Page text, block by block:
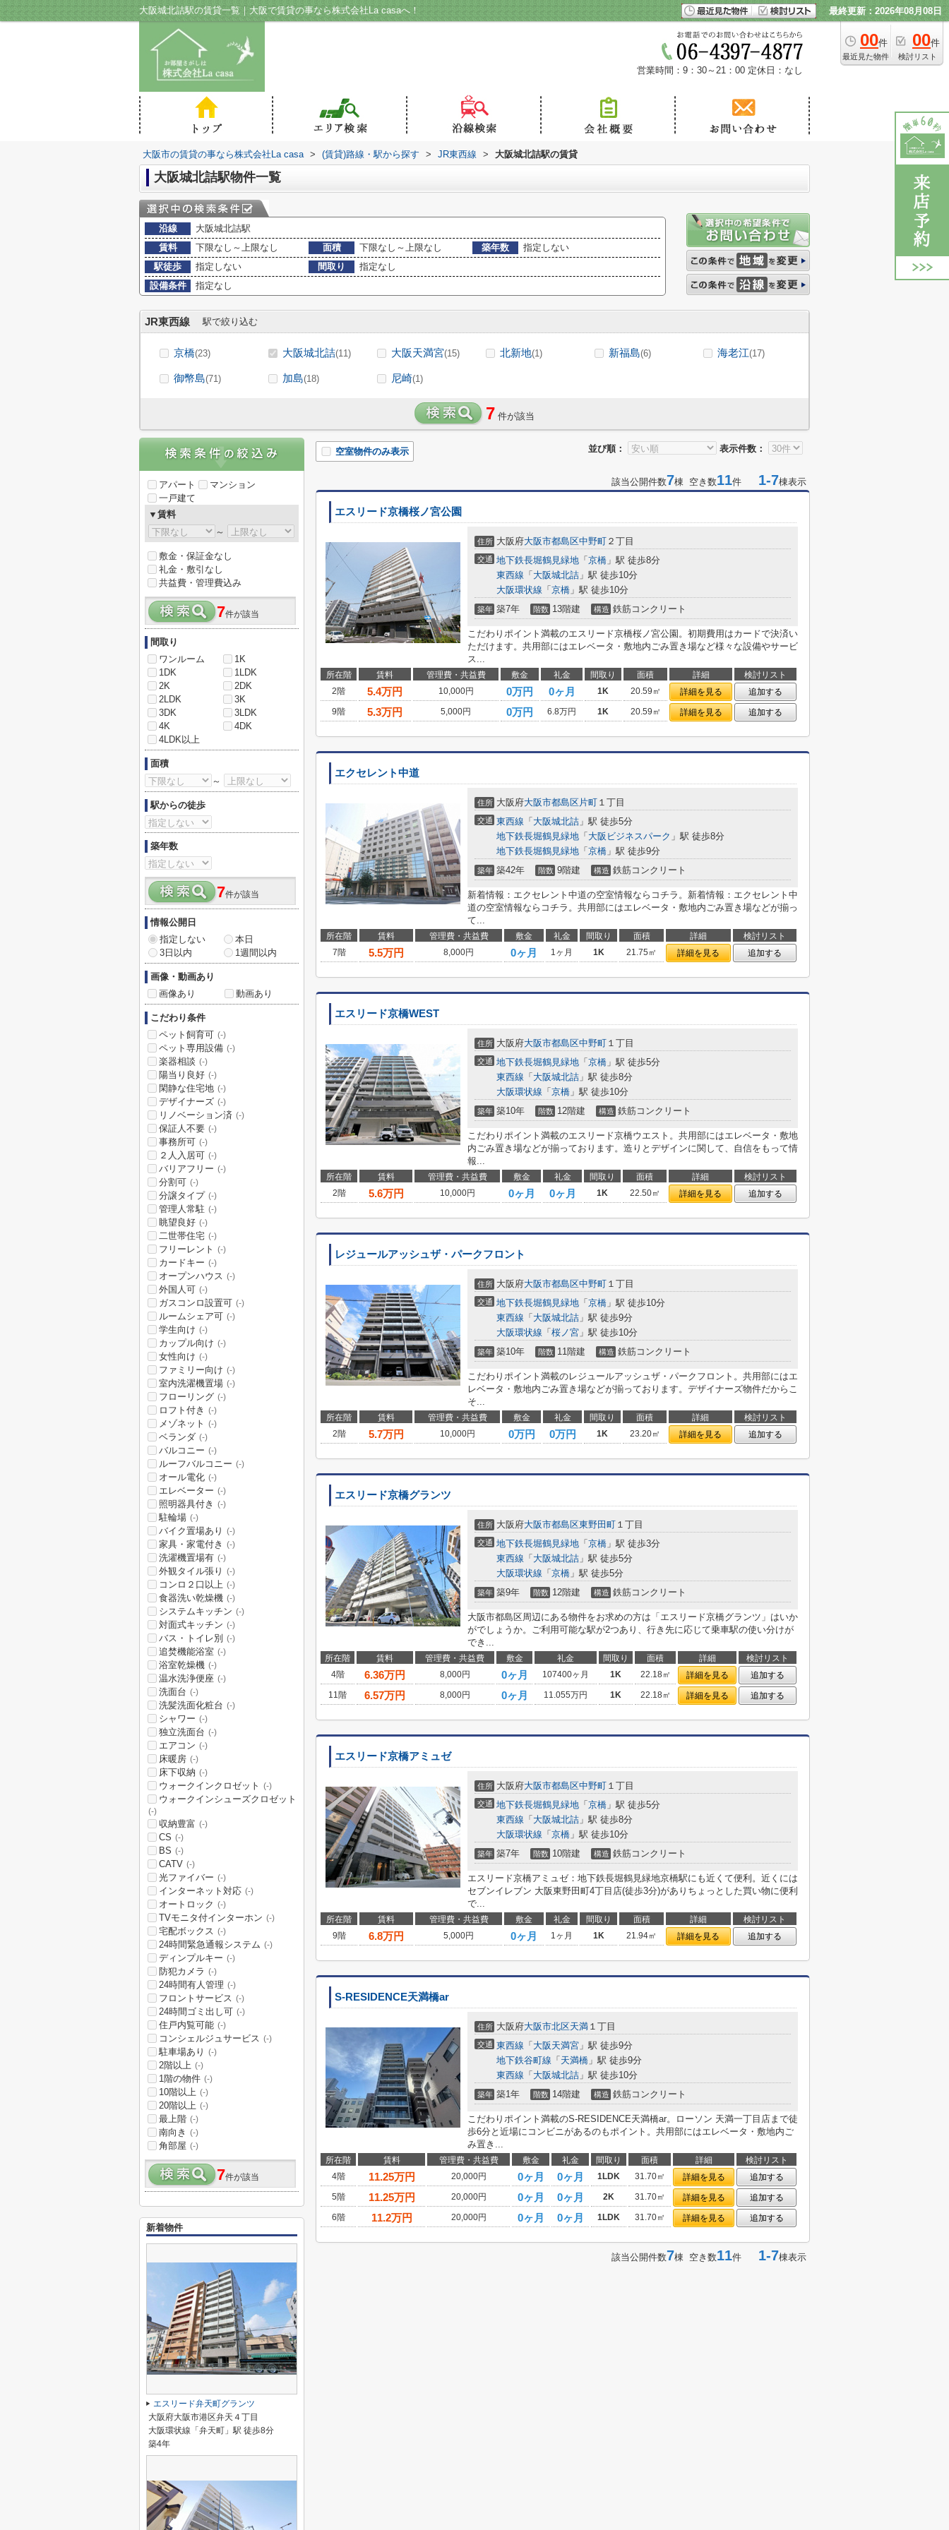
大阪城北詰駅の賃貸一覧｜大阪で賃貸の事なら株式会社La casaへ！ 最終更新：2026年08月08日
00件
最近見た物件
00件
検討リスト
営業時間：9：30～21：00 定休日：なし
大阪市の賃貸の事なら株式会社La casa > (賃貸)路線・駅から探す > JR東西線 > 大阪城北詰駅の賃貸
大阪城北詰駅物件一覧
沿線
大阪城北詰駅
賃料
下限なし～上限なし 面積 下限なし～上限なし 築年数
指定しない
駅徒歩
指定しない 間取り
指定なし
設備条件
指定なし
JR東西線 駅で絞り込む
京橋(23) 大阪城北詰(11) 大阪天満宮(15) 北新地(1) 新福島(6) 海老江(17)
御幣島(71) 加島(18) 尼崎(1)
7 件が該当
並び順： 表示件数：
空室物件のみ表示
該当公開件数7棟 空き数11件 1-7棟表示
エスリード京橋桜ノ宮公園
住所 大阪府大阪市都島区中野町 ２丁目
交通 地下鉄長堀鶴見緑地 「 京橋 」駅 徒歩8分
東西線 「 大阪城北詰 」駅 徒歩10分
大阪環状線 「 京橋 」駅 徒歩10分
築年 築7年 階数 13階建 構造 鉄筋コンクリート
こだわりポイント満載のエスリード京橋桜ノ宮公園。初期費用はカードで決済い
ただけます。共用部にはエレベータ・敷地内ごみ置き場など様々な設備やサービ
ス...
所在階 賃料 管理費・共益費 敷金 礼金 間取り 面積 詳細
検討リスト
2階
5.4万円 10,000円 0万円 0ヶ月 1K 20.59㎡ 詳細を見る
追加する
9階
5.3万円 5,000円 0万円 6.8万円 1K 20.59㎡ 詳細を見る 追加する
エクセレント中道
住所 大阪府大阪市都島区片町 １丁目
交通 東西線 「 大阪城北詰 」駅 徒歩5分
地下鉄長堀鶴見緑地 「 大阪ビジネスパーク 」駅 徒歩8分
地下鉄長堀鶴見緑地 「 京橋 」駅 徒歩9分
築年 築42年 階数 9階建 構造 鉄筋コンクリート
新着情報：エクセレント中道の空室情報ならコチラ。新着情報：エクセレント中
道の空室情報ならコチラ。共用部にはエレベータ・敷地内ごみ置き場などが揃っ
て...
所在階 賃料 管理費・共益費 敷金 礼金 間取り 面積 詳細
検討リスト
7階
5.5万円 8,000円 0ヶ月 1ヶ月 1K 21.75㎡ 詳細を見る 追加する
エスリード京橋WEST
住所 大阪府大阪市都島区中野町 １丁目
交通 地下鉄長堀鶴見緑地 「 京橋 」駅 徒歩5分
東西線 「 大阪城北詰 」駅 徒歩8分
大阪環状線 「 京橋 」駅 徒歩10分
築年 築10年 階数 12階建 構造 鉄筋コンクリート
こだわりポイント満載のエスリード京橋ウエスト。共用部にはエレベータ・敷地
内ごみ置き場などが揃っております。造りとデザインに関して、自信をもって情
報...
所在階 賃料 管理費・共益費 敷金 礼金 間取り 面積 詳細
検討リスト
2階
5.6万円 10,000円 0ヶ月 0ヶ月 1K 22.50㎡ 詳細を見る 追加する
レジュールアッシュザ・パークフロント
住所 大阪府大阪市都島区中野町 １丁目
交通 地下鉄長堀鶴見緑地 「 京橋 」駅 徒歩10分
東西線 「 大阪城北詰 」駅 徒歩9分
大阪環状線 「 桜ノ宮 」駅 徒歩10分
築年 築10年 階数 11階建 構造 鉄筋コンクリート
こだわりポイント満載のレジュールアッシュザ・パークフロント。共用部にはエ
レベータ・敷地内ごみ置き場などが揃っております。デザイナーズ物件だからこ
そ...
所在階 賃料 管理費・共益費 敷金 礼金 間取り 面積 詳細
検討リスト
2階
5.7万円 10,000円 0万円 0万円 1K 23.20㎡ 詳細を見る 追加する
エスリード京橋グランツ
住所 大阪府大阪市都島区東野田町 １丁目
交通 地下鉄長堀鶴見緑地 「 京橋 」駅 徒歩3分
東西線 「 大阪城北詰 」駅 徒歩5分
大阪環状線 「 京橋 」駅 徒歩5分
築年 築9年 階数 12階建 構造 鉄筋コンクリート
大阪市都島区周辺にある物件をお求めの方は「エスリード京橋グランツ」はいか
がでしょうか。ご利用可能な駅が2つあり、行き先に応じて乗車駅の使い分けが
でき...
所在階 賃料 管理費・共益費 敷金 礼金 間取り 面積 詳細
検討リスト
4階
6.36万円 8,000円 0ヶ月 107400ヶ月 1K 22.18㎡ 詳細を見る
追加する
11階
6.57万円 8,000円 0ヶ月 11.055万円 1K 22.18㎡ 詳細を見る 追加する
エスリード京橋アミュゼ
住所 大阪府大阪市都島区中野町 １丁目
交通 地下鉄長堀鶴見緑地 「 京橋 」駅 徒歩5分
東西線 「 大阪城北詰 」駅 徒歩8分
大阪環状線 「 京橋 」駅 徒歩10分
築年 築7年 階数 10階建 構造 鉄筋コンクリート
エスリード京橋アミュゼ：地下鉄長堀鶴見緑地京橋駅にも近くて便利。近くには
セブンイレブン 大阪東野田町4丁目店(徒歩3分)がありちょっとした買い物に便利
で...
所在階 賃料 管理費・共益費 敷金 礼金 間取り 面積 詳細
検討リスト
9階
6.8万円 5,000円 0ヶ月 1ヶ月 1K 21.94㎡ 詳細を見る 追加する
S-RESIDENCE天満橋ar
住所 大阪府大阪市北区天満 １丁目
交通 東西線 「 大阪天満宮 」駅 徒歩9分
地下鉄谷町線 「 天満橋 」駅 徒歩9分
東西線 「 大阪城北詰 」駅 徒歩10分
築年 築1年 階数 14階建 構造 鉄筋コンクリート
こだわりポイント満載のS-RESIDENCE天満橋ar。ローソン 天満一丁目店まで徒
歩6分と近場にコンビニがあるのもポイント。共用部にはエレベータ・敷地内ご
み置き...
所在階 賃料 管理費・共益費 敷金 礼金 間取り 面積 詳細
検討リスト
4階
11.25万円 20,000円 0ヶ月 0ヶ月 1LDK 31.70㎡ 詳細を見る
追加する
5階
11.25万円 20,000円 0ヶ月 0ヶ月 2K 31.70㎡ 詳細を見る
追加する
6階
11.2万円 20,000円 0ヶ月 0ヶ月 1LDK 31.70㎡ 詳細を見る 追加する
該当公開件数7棟 空き数11件 1-7棟表示
アパート
マンション
一戸建て
▼賃料
～
敷金・保証金なし
礼金・敷引なし
共益費・管理費込み
7件が該当
間取り
ワンルーム
1K
1DK
1LDK
2K
2DK
2LDK
3K
3DK
3LDK
4K
4DK
4LDK以上
面積
～
駅からの徒歩
築年数
7件が該当
情報公開日
指定しない
本日
3日以内
1週間以内
画像・動画あり
画像あり
動画あり
こだわり条件
ペット飼育可 (-)
ペット専用設備 (-)
楽器相談 (-)
陽当り良好 (-)
閑静な住宅地 (-)
デザイナーズ (-)
リノベーション済 (-)
保証人不要 (-)
事務所可 (-)
２人入居可 (-)
バリアフリー (-)
分割可 (-)
分譲タイプ (-)
管理人常駐 (-)
眺望良好 (-)
二世帯住宅 (-)
フリーレント (-)
カードキー (-)
オープンハウス (-)
外国人可 (-)
ガスコンロ設置可 (-)
ルームシェア可 (-)
学生向け (-)
カップル向け (-)
女性向け (-)
ファミリー向け (-)
室内洗濯機置場 (-)
フローリング (-)
ロフト付き (-)
メゾネット (-)
ベランダ (-)
バルコニー (-)
ルーフバルコニー (-)
オール電化 (-)
エレベーター (-)
照明器具付き (-)
駐輪場 (-)
バイク置場あり (-)
家具・家電付き (-)
洗濯機置場有 (-)
外観タイル張り (-)
コンロ２口以上 (-)
食器洗い乾燥機 (-)
システムキッチン (-)
対面式キッチン (-)
バス・トイレ別 (-)
追焚機能浴室 (-)
浴室乾燥機 (-)
温水洗浄便座 (-)
洗面台 (-)
洗髪洗面化粧台 (-)
シャワー (-)
独立洗面台 (-)
エアコン (-)
床暖房 (-)
床下収納 (-)
ウォークインクロゼット (-)
ウォークインシューズクロゼット
(-)
収納豊富 (-)
CS (-)
BS (-)
CATV (-)
光ファイバー (-)
インターネット対応 (-)
オートロック (-)
TVモニタ付インターホン (-)
宅配ボックス (-)
24時間緊急通報システム (-)
ディンプルキー (-)
防犯カメラ (-)
24時間有人管理 (-)
フロントサービス (-)
24時間ゴミ出し可 (-)
住戸内覧可能 (-)
コンシェルジュサービス (-)
駐車場あり (-)
2階以上 (-)
1階の物件 (-)
10階以上 (-)
20階以上 (-)
最上階 (-)
南向き (-)
角部屋 (-)
7件が該当
新着物件
エスリード弁天町グランツ
大阪府大阪市港区弁天４丁目
大阪環状線「弁天町」駅 徒歩8分
築4年